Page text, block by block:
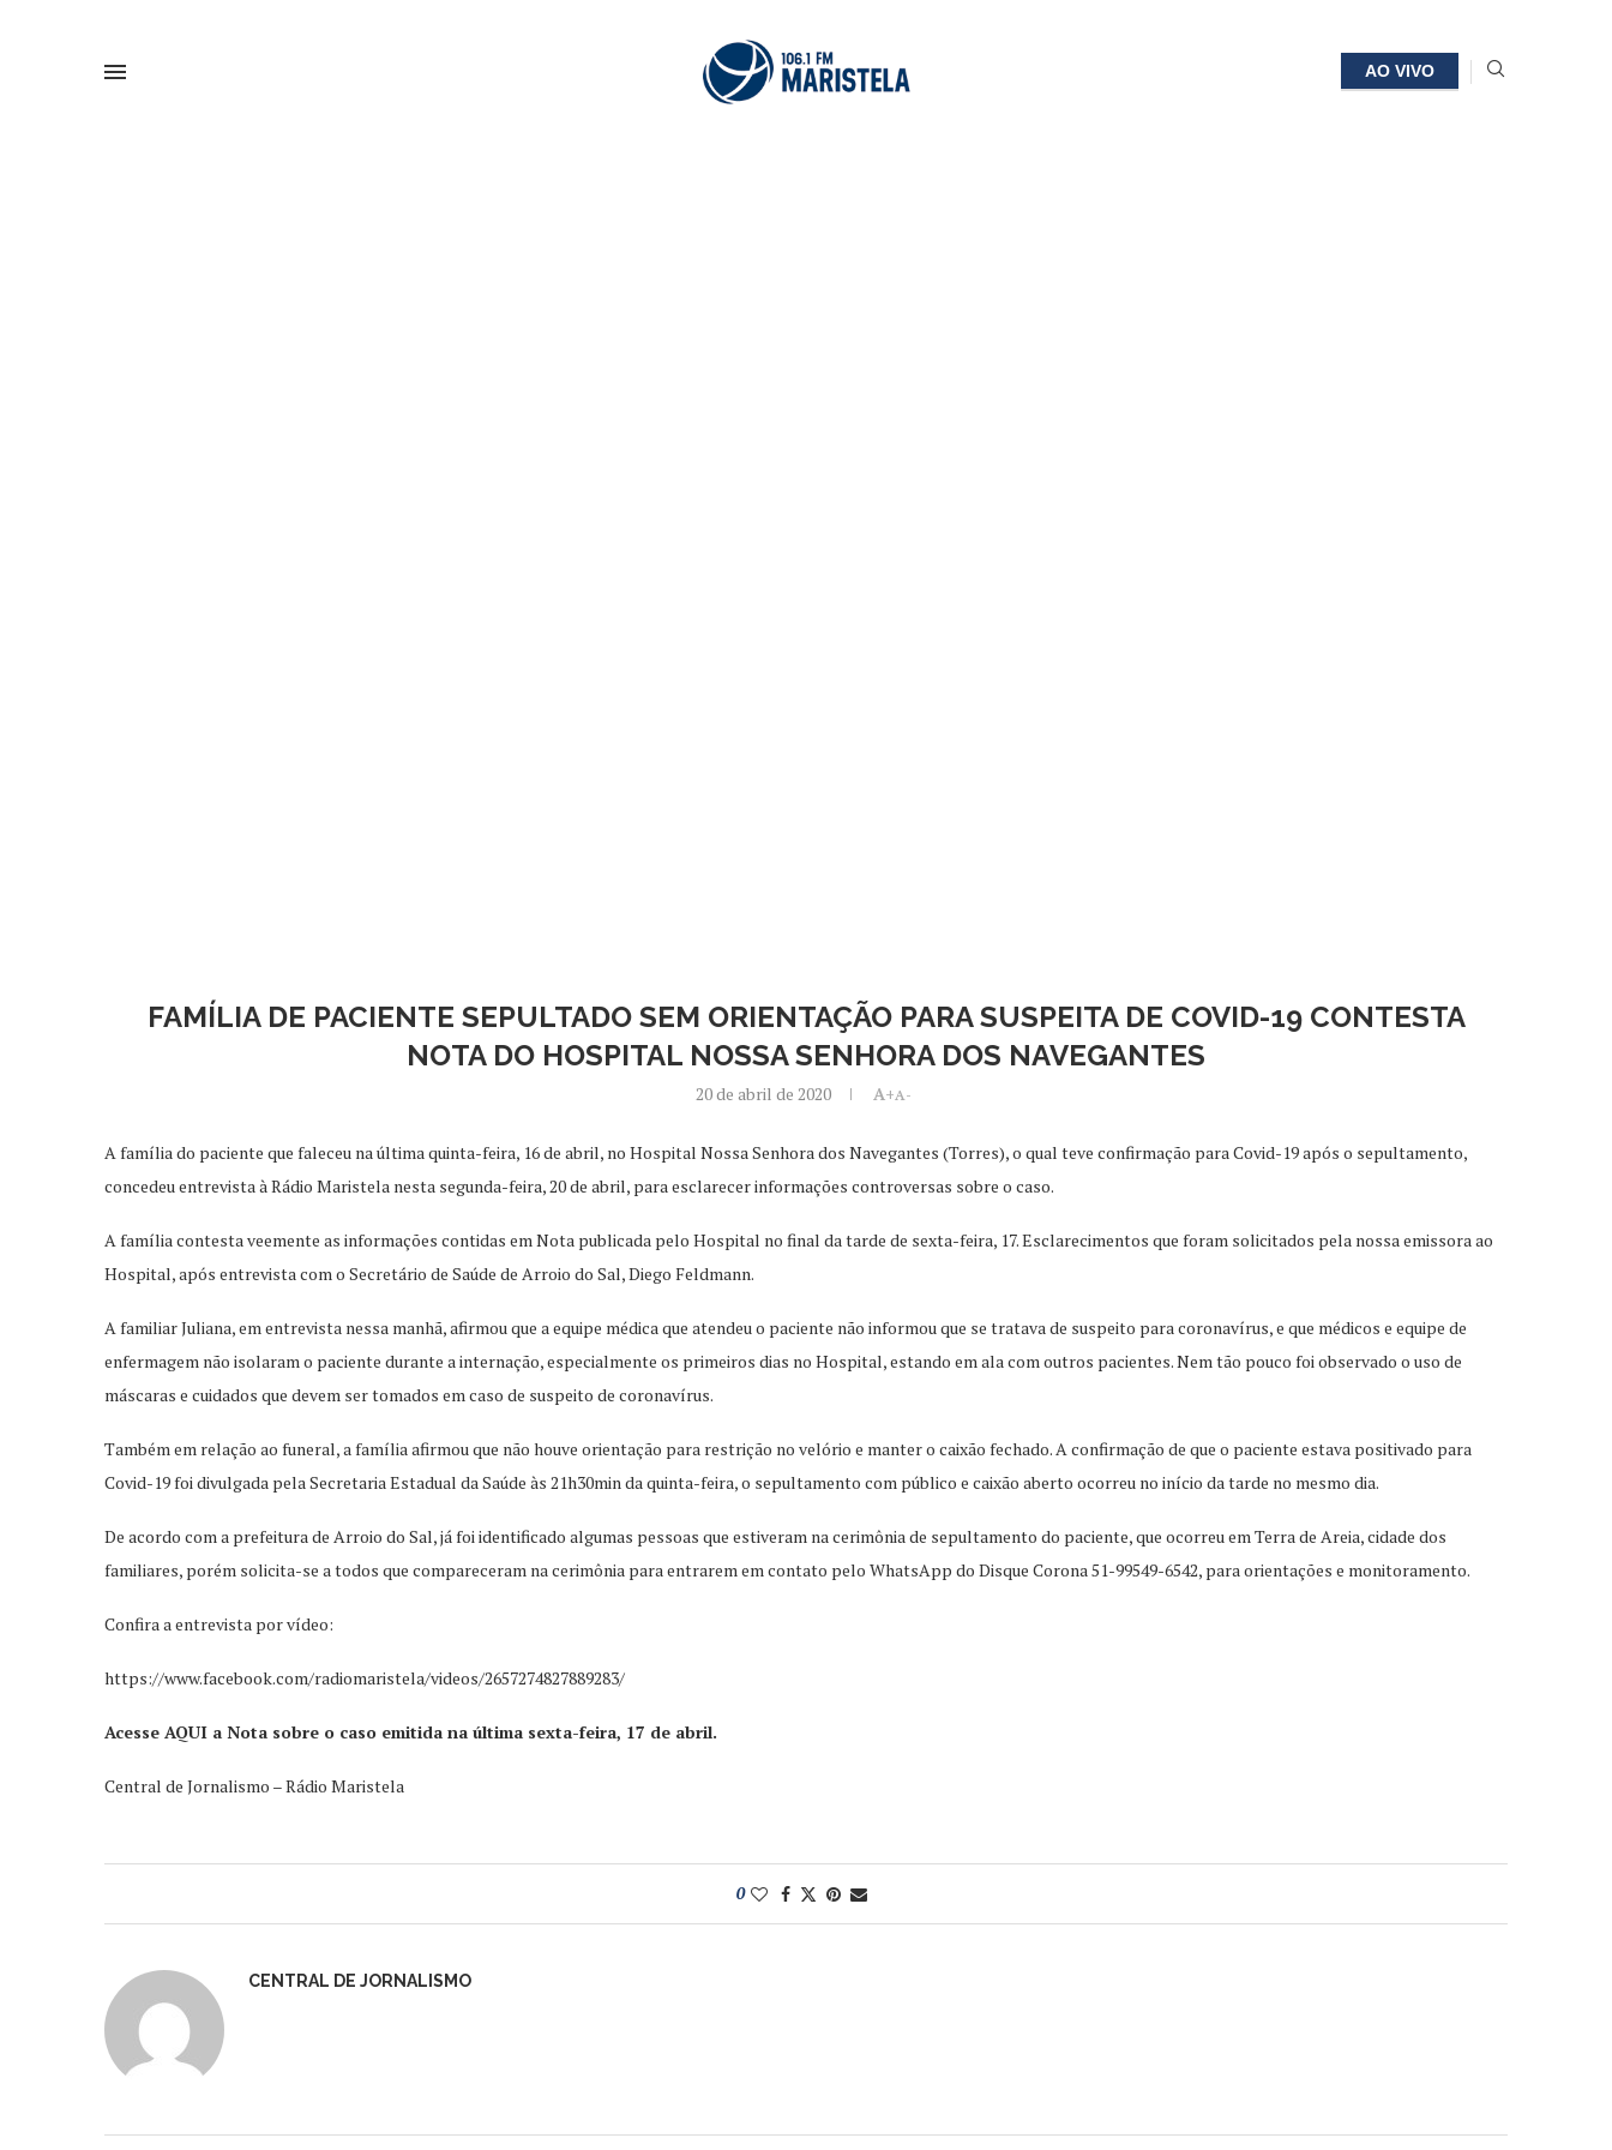
AO VIVO
FAMÍLIA DE PACIENTE SEPULTADO SEM ORIENTAÇÃO PARA SUSPEITA DE COVID-19 CONTESTA
NOTA DO HOSPITAL NOSSA SENHORA DOS NAVEGANTES
20 de abril de 2020 A+A-
A família do paciente que faleceu na última quinta-feira, 16 de abril, no Hospital Nossa Senhora dos Navegantes (Torres), o qual teve confirmação para Covid-19 após o sepultamento,
concedeu entrevista à Rádio Maristela nesta segunda-feira, 20 de abril, para esclarecer informações controversas sobre o caso.
A família contesta veemente as informações contidas em Nota publicada pelo Hospital no final da tarde de sexta-feira, 17. Esclarecimentos que foram solicitados pela nossa emissora ao
Hospital, após entrevista com o Secretário de Saúde de Arroio do Sal, Diego Feldmann.
A familiar Juliana, em entrevista nessa manhã, afirmou que a equipe médica que atendeu o paciente não informou que se tratava de suspeito para coronavírus, e que médicos e equipe de
enfermagem não isolaram o paciente durante a internação, especialmente os primeiros dias no Hospital, estando em ala com outros pacientes. Nem tão pouco foi observado o uso de
máscaras e cuidados que devem ser tomados em caso de suspeito de coronavírus.
Também em relação ao funeral, a família afirmou que não houve orientação para restrição no velório e manter o caixão fechado. A confirmação de que o paciente estava positivado para
Covid-19 foi divulgada pela Secretaria Estadual da Saúde às 21h30min da quinta-feira, o sepultamento com público e caixão aberto ocorreu no início da tarde no mesmo dia.
De acordo com a prefeitura de Arroio do Sal, já foi identificado algumas pessoas que estiveram na cerimônia de sepultamento do paciente, que ocorreu em Terra de Areia, cidade dos
familiares, porém solicita-se a todos que compareceram na cerimônia para entrarem em contato pelo WhatsApp do Disque Corona 51-99549-6542, para orientações e monitoramento.
Confira a entrevista por vídeo:
https://www.facebook.com/radiomaristela/videos/2657274827889283/
Acesse AQUI a Nota sobre o caso emitida na última sexta-feira, 17 de abril.
Central de Jornalismo – Rádio Maristela
0
CENTRAL DE JORNALISMO